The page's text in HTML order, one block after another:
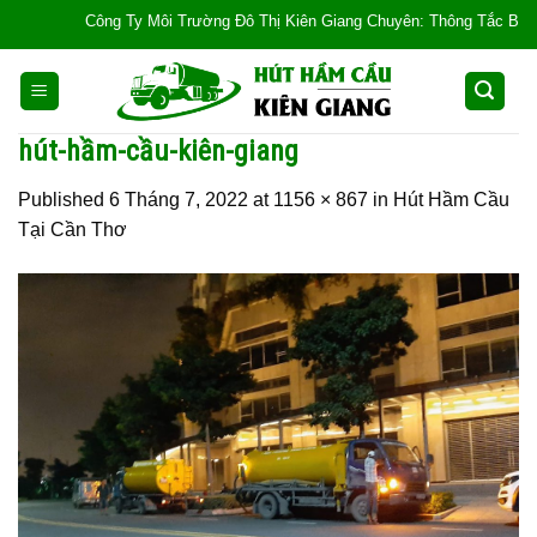
content
Công Ty Môi Trường Đô Thị Kiên Giang Chuyên: Thông Tắc Bồn
hút-hầm-cầu-kiên-giang
Published 6 Tháng 7, 2022 at 1156 × 867 in Hút Hầm Cầu
Tại Cần Thơ